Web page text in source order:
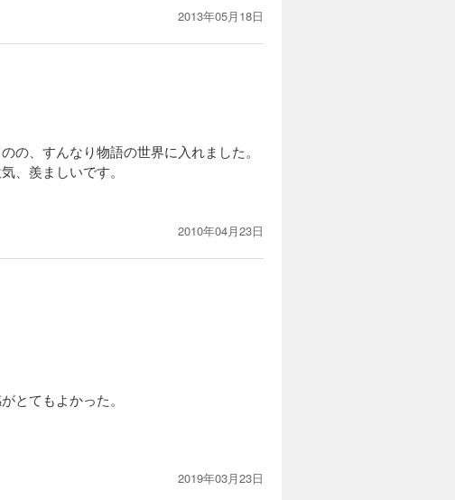
2013年05月18日
の、すんなり物語の世界に入れました。
、羨ましいです。
2010年04月23日
とてもよかった。
2019年03月23日